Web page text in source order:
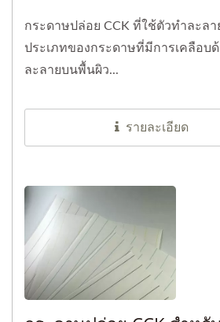
กระดาษปล่อย CCK ที่ใช้ตัวทำละลา
ประเภทของกระดาษที่มีการเคลือบ
ละลายบนพื้นผิว...
รายละเอียด